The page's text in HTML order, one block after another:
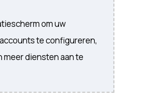
om uw
te configureren,
meer diensten aan te